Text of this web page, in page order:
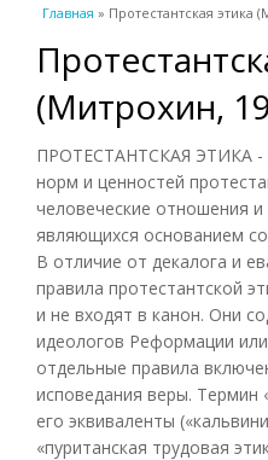
Вы здесь
Главная » Протестантская этика
(Митрохин,
ПРОТЕСТАНТСКАЯ ЭТИКА -
норм и ценностей
человеческие отношения
являющихся основанием
В отличие от декалога и
правила протестантской
и не входят в канон. Они
идеологов Реформации
отдельные правила
исповедания веры. Термин
его эквиваленты
«пуританская трудовая